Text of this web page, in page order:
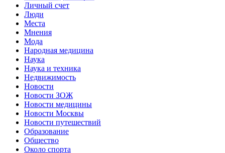
Личный счет
Люди
Места
Мнения
Мода
Народная медицина
Наука
Наука и техника
Недвижимость
Новости
Новости ЗОЖ
Новости медицины
Новости Москвы
Новости путешествий
Образование
Общество
Около спорта